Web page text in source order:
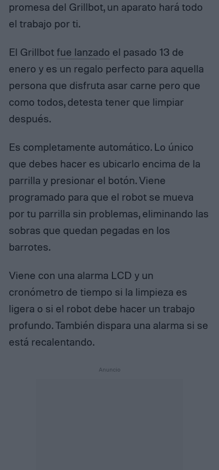
promesa del Grillbot, un aparato hará todo
el trabajo por ti.
El Grillbotfue lanzado el pasado 13 de
enero y es un regalo perfecto para aquella
persona que disfruta asar carne pero que
como todos, detesta tener que limpiar
después.
Es completamente automático. Lo único
que debes hacer es ubicarlo encima de la
parrilla y presionar el botón. Viene
programado para que el robot se mueva
por tu parrilla sin problemas, eliminando las
sobras que quedan pegadas en los
barrotes.
Viene con una alarma LCD y un
cronómetro de tiempo si la limpieza es
ligera o si el robot debe hacer un trabajo
profundo. También dispara una alarma si se
está recalentando.